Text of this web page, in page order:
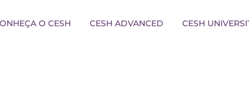
O CESH CESH ADVANCED CESH